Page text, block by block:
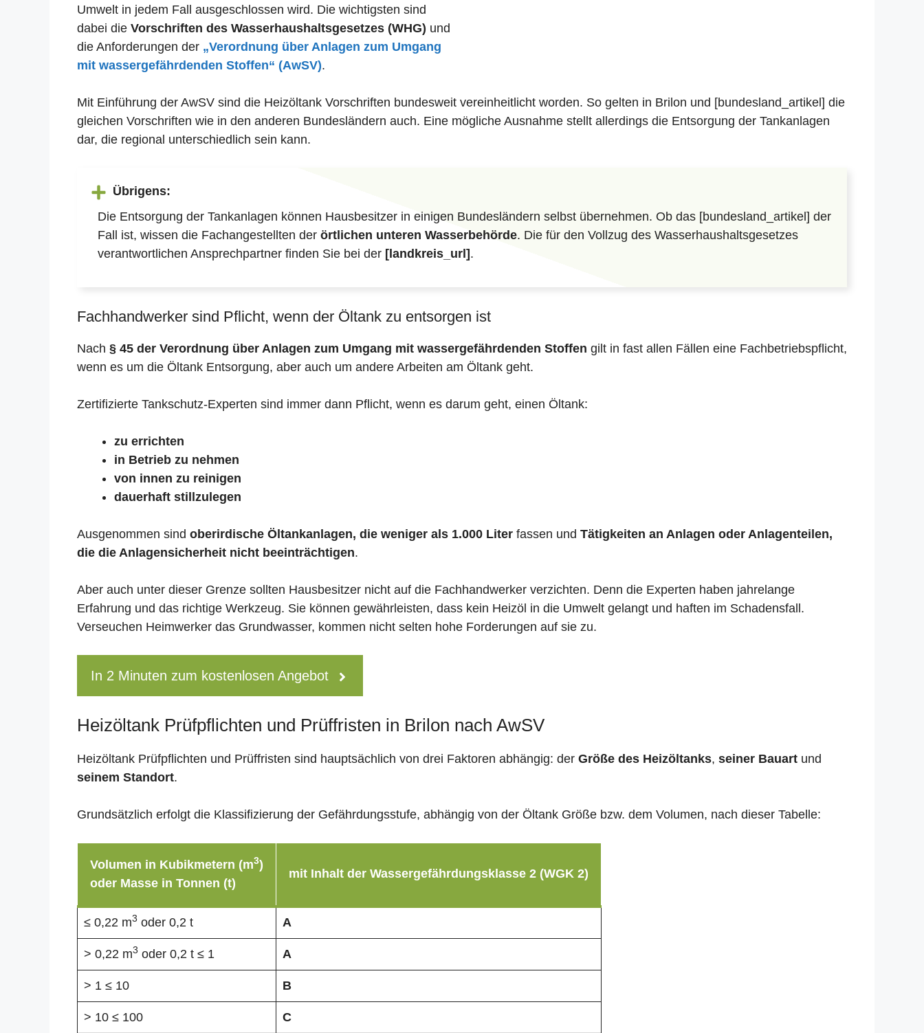
Umwelt in jedem Fall ausgeschlossen wird. Die wichtigsten sind
dabei die Vorschriften des Wasserhaushaltsgesetzes (WHG) und
die Anforderungen der „Verordnung über Anlagen zum Umgang
mit wassergefährdenden Stoffen“ (AwSV).
Mit Einführung der AwSV sind die Heizöltank Vorschriften bundesweit vereinheitlicht worden. So gelten in Brilon und [bundesland_artikel] die
gleichen Vorschriften wie in den anderen Bundesländern auch. Eine mögliche Ausnahme stellt allerdings die Entsorgung der Tankanlagen
dar, die regional unterschiedlich sein kann.
Übrigens:
Die Entsorgung der Tankanlagen können Hausbesitzer in einigen Bundesländern selbst übernehmen. Ob das [bundesland_artikel] der
Fall ist, wissen die Fachangestellten der örtlichen unteren Wasserbehörde. Die für den Vollzug des Wasserhaushaltsgesetzes
verantwortlichen Ansprechpartner finden Sie bei der [landkreis_url].
Fachhandwerker sind Pflicht, wenn der Öltank zu entsorgen ist
Nach § 45 der Verordnung über Anlagen zum Umgang mit wassergefährdenden Stoffen gilt in fast allen Fällen eine Fachbetriebspflicht,
wenn es um die Öltank Entsorgung, aber auch um andere Arbeiten am Öltank geht.
Zertifizierte Tankschutz-Experten sind immer dann Pflicht, wenn es darum geht, einen Öltank:
zu errichten
in Betrieb zu nehmen
von innen zu reinigen
dauerhaft stillzulegen
Ausgenommen sind oberirdische Öltankanlagen, die weniger als 1.000 Liter fassen und Tätigkeiten an Anlagen oder Anlagenteilen,
die die Anlagensicherheit nicht beeinträchtigen.
Aber auch unter dieser Grenze sollten Hausbesitzer nicht auf die Fachhandwerker verzichten. Denn die Experten haben jahrelange
Erfahrung und das richtige Werkzeug. Sie können gewährleisten, dass kein Heizöl in die Umwelt gelangt und haften im Schadensfall.
Verseuchen Heimwerker das Grundwasser, kommen nicht selten hohe Forderungen auf sie zu.
In 2 Minuten zum kostenlosen Angebot
Heizöltank Prüfpflichten und Prüffristen in Brilon nach AwSV
Heizöltank Prüfpflichten und Prüffristen sind hauptsächlich von drei Faktoren abhängig: der Größe des Heizöltanks, seiner Bauart und
seinem Standort.
Grundsätzlich erfolgt die Klassifizierung der Gefährdungsstufe, abhängig von der Öltank Größe bzw. dem Volumen, nach dieser Tabelle:
Volumen in Kubikmetern (m3)
oder Masse in Tonnen (t)
mit Inhalt der Wassergefährdungsklasse 2 (WGK 2)
≤ 0,22 m3 oder 0,2 t A
> 0,22 m3 oder 0,2 t ≤ 1 A
> 1 ≤ 10 B
> 10 ≤ 100 C